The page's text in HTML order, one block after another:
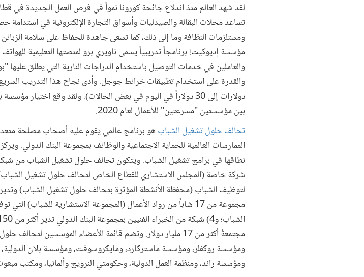
لقد شهد العالم منذ اندلاع جائحة كورونا نمواً في فرص العمل الجديدة في
تساعد محلات البقالة والصيدليات وأسواق التجارة الإلكترونية في
ومستلزمات النظافة وما إلى ذلك، كما تسعى جاهدة للحفاظ على سلامة
مؤسسة إديوكيت! برنامجاً تدريبياً يسمى ناويري برو لمنصتها التعليمية
والعاملين في خدمات التوصيل باستخدام الدراجات النارية التي يطلق عليها
دولارات إلى 30 دولاراً في اليوم في بعض الحالات). ولقد وقع
بين مؤسستين "مسرعتين" للأعمال لعام 2020.
تحالف حلول تشغيل الشبابهو برنامج عالمي يقوم عليه أصحاب مصلحة
الممارسات العالمية للحماية الاجتماعية والوظائف بمجموعة البنك الدولي.
مجموعة من 17 شاباً من رواد الأعمال (المجموعة الاستشارية
مجتمعةً أكثر من 17 مليار دولار. وتضم قائمة الأعضاء المؤسسين
ومؤسسة روكفلر، ومؤسسة ماستركارد، ومايكروسوفت، ومؤسسة بلان
ومؤسسة راند، ومنظمة العمل الدولية، وحكومتي النرويج وألمانيا، ومكتب